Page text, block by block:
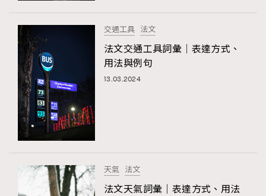
交通工具 法文
法文交通工具詞彙｜表達方式、
用法與例句
13.03.2024
天氣 法文
法文天氣詞彙｜表達方式、用法